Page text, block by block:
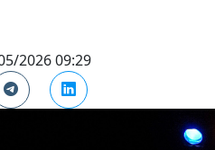
2026 09:29